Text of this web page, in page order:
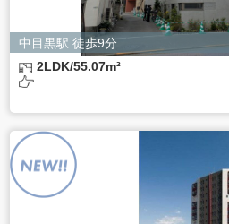
中目黒駅 徒歩9分
2LDK/55.07m²